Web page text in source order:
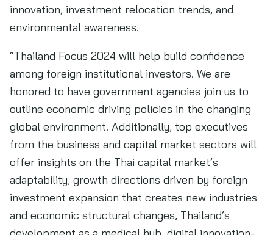
innovation, investment relocation trends, and
environmental awareness.
“Thailand Focus 2024 will help build confidence
among foreign institutional investors. We are
honored to have government agencies join us to
outline economic driving policies in the changing
global environment. Additionally, top executives
from the business and capital market sectors will
offer insights on the Thai capital market’s
adaptability, growth directions driven by foreign
investment expansion that creates new industries
and economic structural changes, Thailand’s